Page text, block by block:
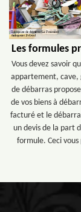
Les formules
Vous devez savoir
appartement, cave,
de débarras
de vos biens à
facturé et le
un devis de la part
formule. Ceci